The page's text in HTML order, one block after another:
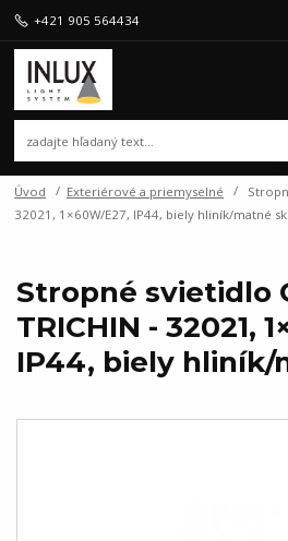
+421 905 564434
Úvod Exteriérové a priemyselné
32021, 1×60W/E27, IP44, biely hliník/matné
Stropné svietidlo
TRICHIN - 32021,
IP44, biely hliník/